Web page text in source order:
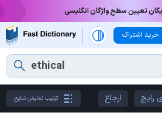
تعیین سطح واژگان انگلیسی
خرید اشتراک
رایج ارجاع ترتیب نمایش نتایج